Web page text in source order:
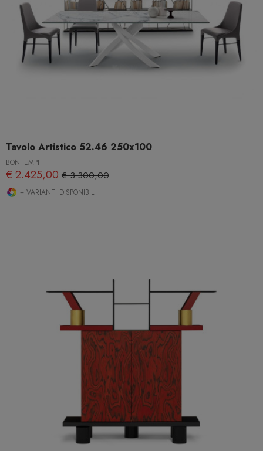
Tavolo Artistico 52.46 250x100
BONTEMPI
€ 2.425,00 € 3.300,00
+ VARIANTI DISPONIBILI